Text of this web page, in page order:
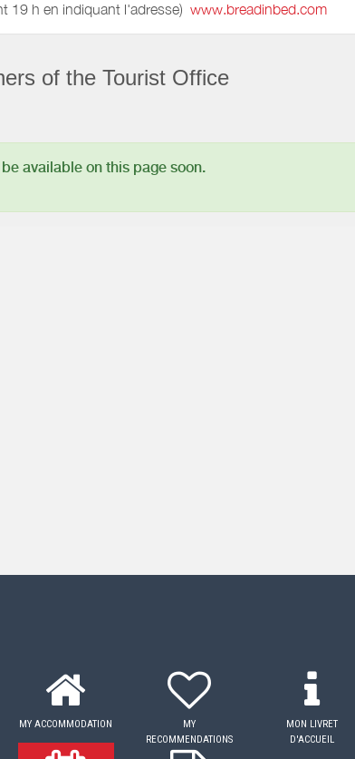
19 h en indiquant l'adresse) www.breadinbed.com
of the Tourist Office
available on this page soon.
MY ACCOMMODATION
MY
RECOMMENDATIONS
MON LIVRET
D'ACCUEIL